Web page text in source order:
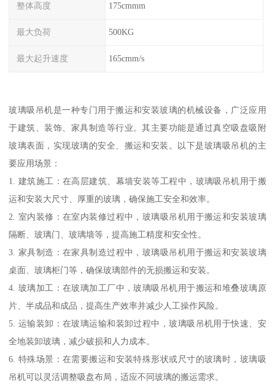
整体高度 175cmmm
最大负荷 500KG
最大起升速度 165cmm/s
玻璃吸吊机是一种专门用于搬运和安装玻璃的机械设备，广泛应用
于建筑、装饰、家具制造等行业。其主要功能是通过真空吸盘吸附
玻璃表面，实现玻璃的安全、搬运和安装。以下是玻璃吸吊机的主
要应用场景：
1. 建筑施工：在高层建筑、幕墙安装等工程中，玻璃吸吊机用于搬
运和安装大尺寸、厚重的玻璃，确保施工安全和效率。
2. 室内装修：在室内装修过程中，玻璃吸吊机用于搬运和安装玻璃
隔断、玻璃门、玻璃墙等，提高施工精度和安全性。
3. 家具制造：在家具制造过程中，玻璃吸吊机用于搬运和安装玻璃
桌面、玻璃柜门等，确保玻璃部件的无损搬运和安装。
4. 玻璃加工：在玻璃加工厂中，玻璃吸吊机用于搬运和堆叠玻璃原
片、半成品和成品，提高生产效率并减少人工操作风险。
5. 运输装卸：在玻璃运输和装卸过程中，玻璃吸吊机用于快速、安
全地装卸玻璃，减少破损和人力成本。
6. 特殊场景：在需要搬运和安装特殊形状或尺寸的玻璃时，玻璃吸
吊机可以灵活调整吸盘布局，适应不同玻璃的搬运需求。